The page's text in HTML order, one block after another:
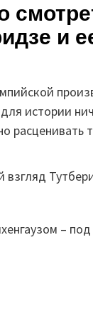
и
истории
взгляд
–